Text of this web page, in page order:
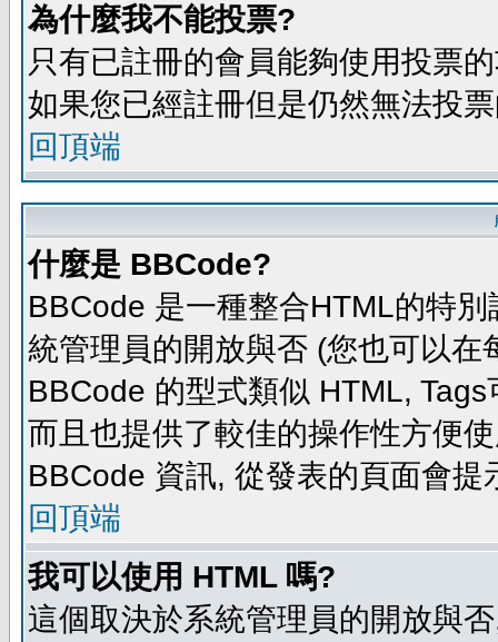
為什麼我不能投票?
只有已註冊的會員能夠使用投票
如果您已經註冊但是仍然無法投
回頂端
什麼是 BBCode?
BBCode 是一種整合HTML的特
統管理員的開放與否 (您也可以
BBCode 的型式類似 HTML,
而且也提供了較佳的操作性方便
BBCode 資訊, 從發表的頁面會提
回頂端
我可以使用 HTML 嗎?
這個取決於系統管理員的開放與